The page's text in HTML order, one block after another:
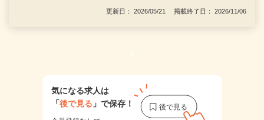
更新日： 2026/05/21 掲載終了日： 2026/11/06
1
気になる求人は
「後で見る 」で保存！